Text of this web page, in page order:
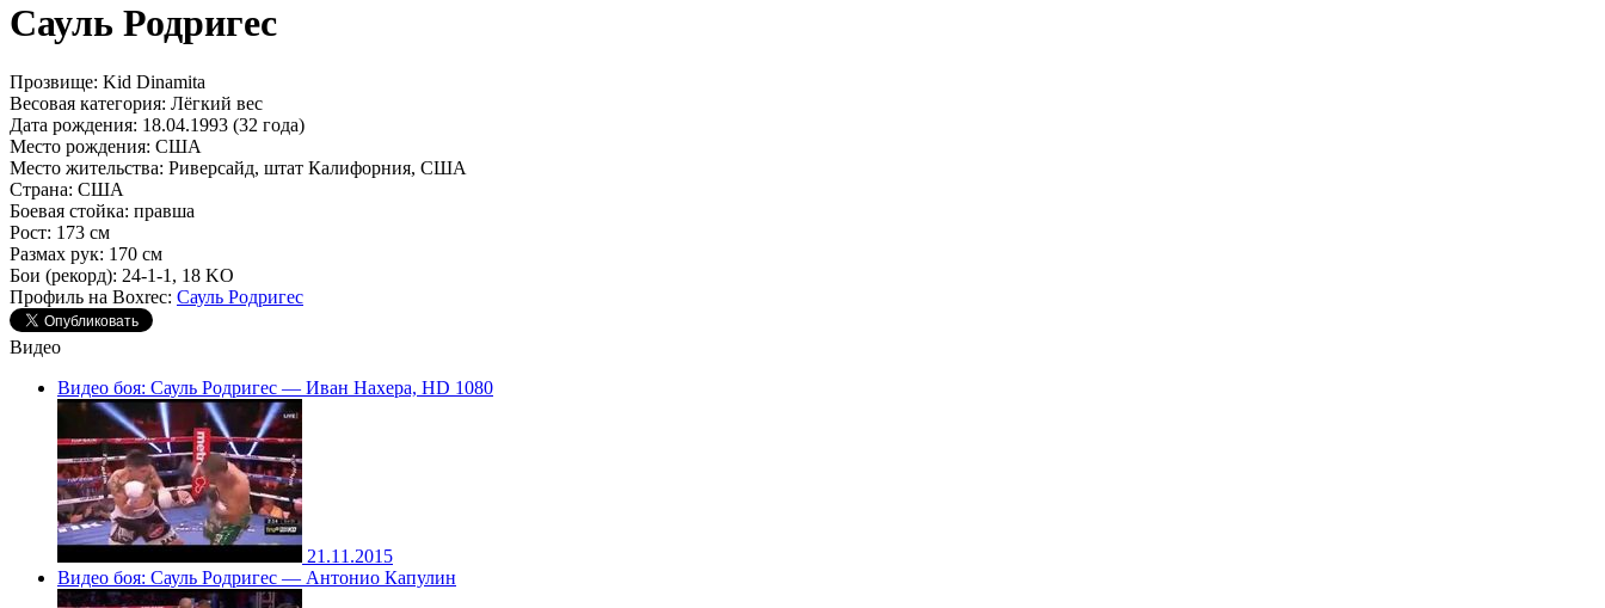
Сауль Родригес
Прозвище: Kid Dinamita
Весовая категория: Лёгкий вес
Дата рождения: 18.04.1993 (32 года)
Место рождения: США
Место жительства: Риверсайд, штат Калифорния, США
Страна: США
Боевая стойка: правша
Рост: 173 см
Размах рук: 170 см
Бои (рекорд): 24-1-1, 18 KO
Профиль на Boxrec: Сауль Родригес
Видео
Видео боя: Сауль Родригес — Иван Нахера, HD 1080
21.11.2015
Видео боя: Сауль Родригес — Антонио Капулин